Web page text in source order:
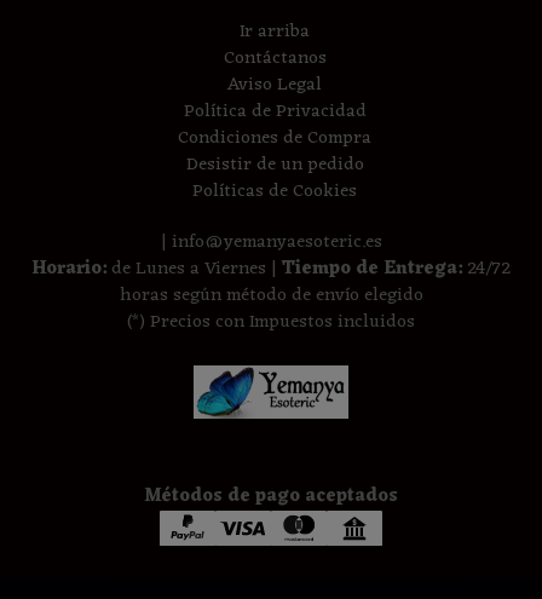
Ir arriba
Contáctanos
Aviso Legal
Política de Privacidad
Condiciones de Compra
Desistir de un pedido
Políticas de Cookies
| info@yemanyaesoteric.es
Horario:de Lunes a Viernes | Tiempo de Entrega:24/72
horas según método de envío elegido
(*) Precios con Impuestos incluidos
Métodos de pago aceptados